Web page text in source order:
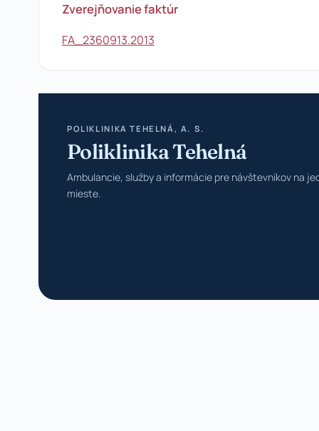
Zverejňovanie faktúr
FA_2360913.2013
POLIKLINIKA TEHELNÁ, A. S.
Poliklinika Tehelná
Ambulancie, služby a informácie pre návštevníkov na
mieste.